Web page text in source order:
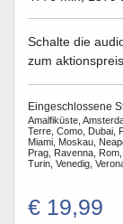
Schalte die
zum
Eingeschlossene
Amalfiküste,
Terre, Como, Dubai,
Miami, Moskau,
Prag, Ravenna,
Turin, Venedig,
€ 19,99